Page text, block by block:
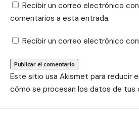
Recibir un correo electrónico
comentarios a esta entrada.
Recibir un correo electrónico
Este sitio usa Akismet para reducir
cómo se procesan los datos de tus